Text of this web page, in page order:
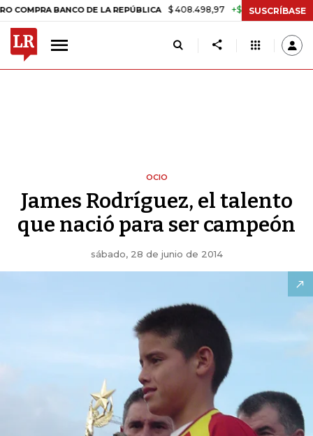
BANCO DE LA REPÚBLICA $ 408.498,97 +$ 8.753,81 +2,19%
SUSCRÍBASE
OCIO
James Rodríguez, el talento
que nació para ser campeón
sábado, 28 de junio de 2014